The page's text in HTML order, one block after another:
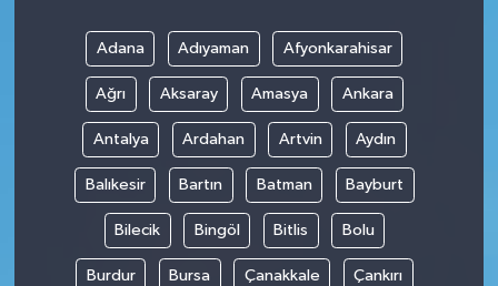
Adana Adıyaman Afyonkarahisar
Ağrı Aksaray Amasya Ankara
Antalya Ardahan Artvin Aydın
Balıkesir Bartın Batman Bayburt
Bilecik Bingöl Bitlis Bolu
Burdur Bursa Çanakkale Çankırı